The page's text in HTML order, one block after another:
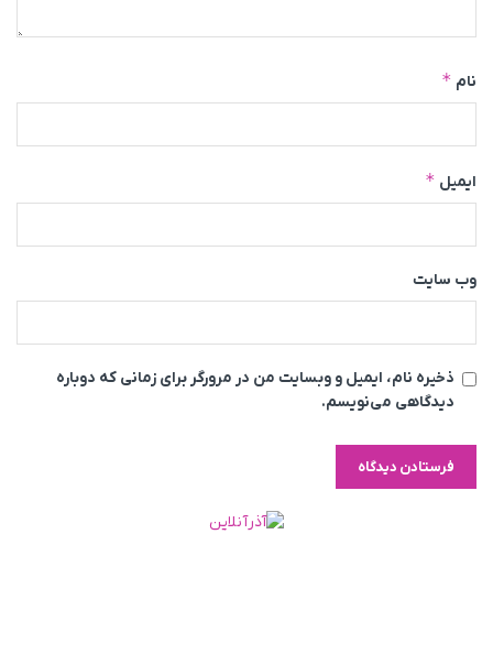
نام *
ایمیل *
وب‌ سایت
ذخیره نام، ایمیل و وبسایت من در مرورگر برای زمانی که دوباره
دیدگاهی می‌نویسم.